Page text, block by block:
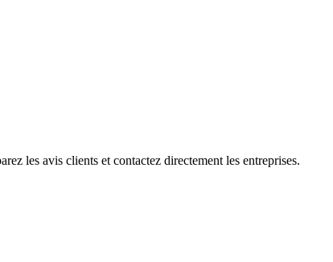
les avis clients et contactez directement les entreprises.